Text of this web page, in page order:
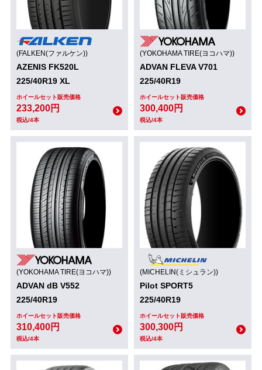
(FALKEN(ファルケン))
AZENIS FK520L
225/40R19 XL
ホイールセット販売価格
233,200円
税込/4本
(YOKOHAMA TIRE(ヨコハマ))
ADVAN FLEVA V701
225/40R19
ホイールセット販売価格
300,400円
税込/4本
(YOKOHAMA TIRE(ヨコハマ))
ADVAN dB V552
225/40R19
ホイールセット販売価格
310,400円
税込/4本
(MICHELIN(ミシュラン))
Pilot SPORT5
225/40R19
ホイールセット販売価格
300,300円
税込/4本